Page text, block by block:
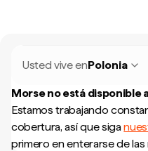
Usted vive enPolonia
Morse no está disponible
Estamos trabajando
cobertura, así que siga
primero en enterarse de las